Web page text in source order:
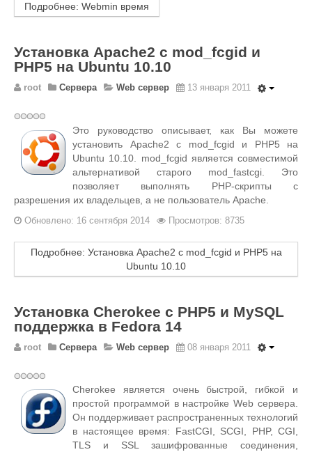
Подробнее: Webmin время
Установка Apache2 с mod_fcgid и
PHP5 на Ubuntu 10.10
root Сервера Web сервер 13 января 2011
Это руководство описывает, как Вы можете
установить Apache2 с mod_fcgid и PHP5 на
Ubuntu 10.10. mod_fcgid является совместимой
альтернативой старого mod_fastcgi. Это
позволяет выполнять PHP-скрипты с
разрешения их владельцев, а не пользователь Apache.
Обновлено: 16 сентября 2014 Просмотров: 8735
Подробнее: Установка Apache2 с mod_fcgid и PHP5 на
Ubuntu 10.10
Установка Cherokee с PHP5 и MySQL
поддержка в Fedora 14
root Сервера Web сервер 08 января 2011
Cherokee является очень быстрой, гибкой и
простой программой в настройке Web сервера.
Он поддерживает распространенных технологий
в настоящее время: FastCGI, SCGI, PHP, CGI,
TLS и SSL зашифрованные соединения,